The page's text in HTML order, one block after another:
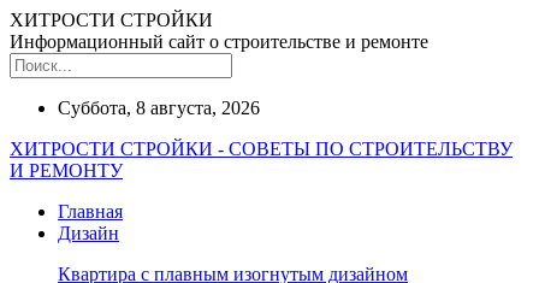
ХИТРОСТИ СТРОЙКИ
Информационный сайт о строительстве и ремонте
Суббота, 8 августа, 2026
ХИТРОСТИ СТРОЙКИ - СОВЕТЫ ПО СТРОИТЕЛЬСТВУ
И РЕМОНТУ
Главная
Дизайн
Квартира с плавным изогнутым дизайном